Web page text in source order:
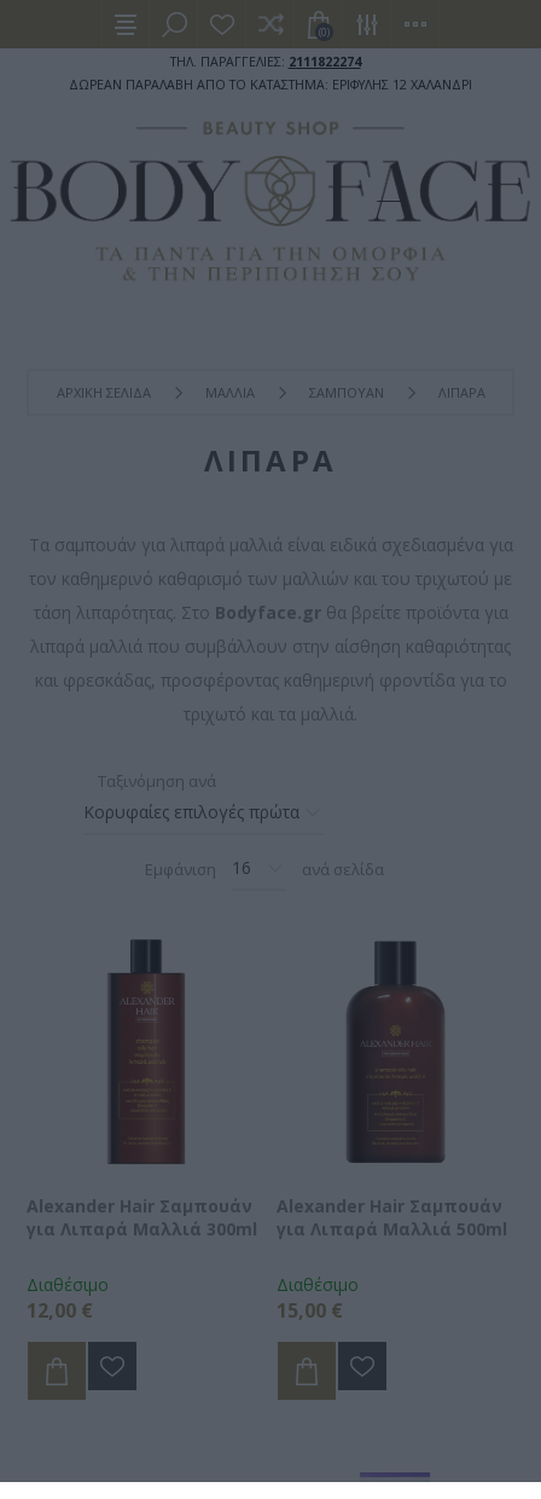
ΤΗΛ. ΠΑΡΑΓΓΕΛΙΕΣ: 2111822274
ΔΩΡΕΑΝ ΠΑΡΑΛΑΒΗ ΑΠΟ ΤΟ ΚΑΤΑΣΤΗΜΑ: ΕΡΙΦΥΛΗΣ 12 ΧΑΛΑΝΔΡΙ
(0)
ΑΡΧΙΚΉ ΣΕΛΊΔΑ ΜΑΛΛΙΑ ΣΑΜΠΟΥΑΝ ΛΙΠΑΡΑ
ΛΙΠΑΡΑ
Τα σαμπουάν για λιπαρά μαλλιά είναι ειδικά σχεδιασμένα για
τον καθημερινό καθαρισμό των μαλλιών και του τριχωτού με
τάση λιπαρότητας. Στο Bodyface.grθα βρείτε προϊόντα για
λιπαρά μαλλιά που συμβάλλουν στην αίσθηση καθαριότητας
και φρεσκάδας, προσφέροντας καθημερινή φροντίδα για το
τριχωτό και τα μαλλιά.
Ταξινόμηση ανά
Εμφάνιση ανά σελίδα
Alexander Hair Σαμπουάν
για Λιπαρά Μαλλιά 300ml
Διαθέσιμο
12,00 €
Alexander Hair Σαμπουάν
για Λιπαρά Μαλλιά 500ml
Διαθέσιμο
15,00 €